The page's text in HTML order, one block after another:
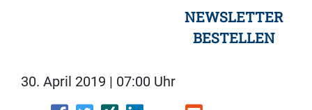
NEWSLETTER
BESTELLEN
30. April 2019 | 07:00 Uhr